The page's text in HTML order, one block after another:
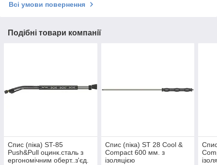
Всі умови повернення
Подібні товари компанії
Спис (піка) ST-85
Push&Pull оцинк.сталь з
ергономічним оберт..з'єд.
Спис (піка) ST 28 Cool &
Compact 600 мм. з
ізоляцією